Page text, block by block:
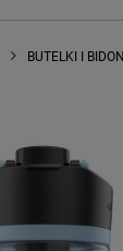
BUTELKI I